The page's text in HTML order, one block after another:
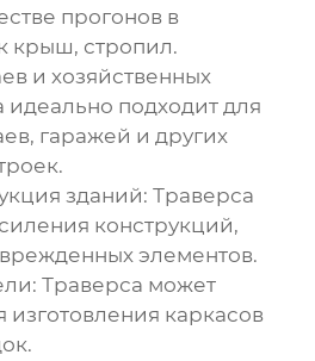
прогонов в
крыш, стропил.
и хозяйственных
идеально подходит для
гаражей и других
зданий: Траверса
конструкций,
элементов.
Траверса может
изготовления каркасов